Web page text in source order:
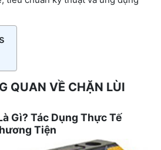
QUAN VỀ CHẶN LÙI
Gì? Tác Dụng Thực Tế
Tiện